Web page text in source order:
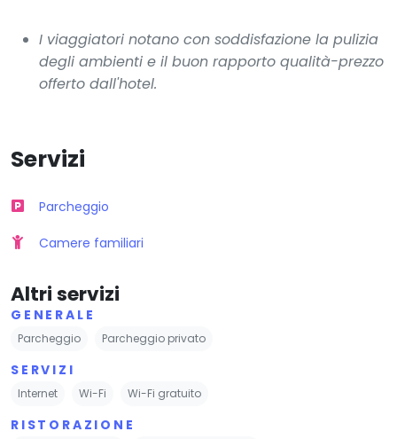
I viaggiatori notano con soddisfazione la pulizia
degli ambienti e il buon rapporto qualità-prezzo
offerto dall'hotel.
Servizi
Parcheggio
Camere familiari
Altri servizi
GENERALE
Parcheggio Parcheggio privato
SERVIZI
Internet Wi-Fi Wi-Fi gratuito
RISTORAZIONE